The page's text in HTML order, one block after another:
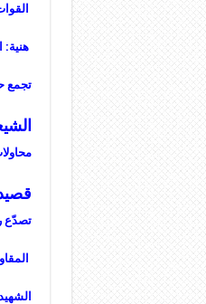
هنية:
تجمع
تصدّع